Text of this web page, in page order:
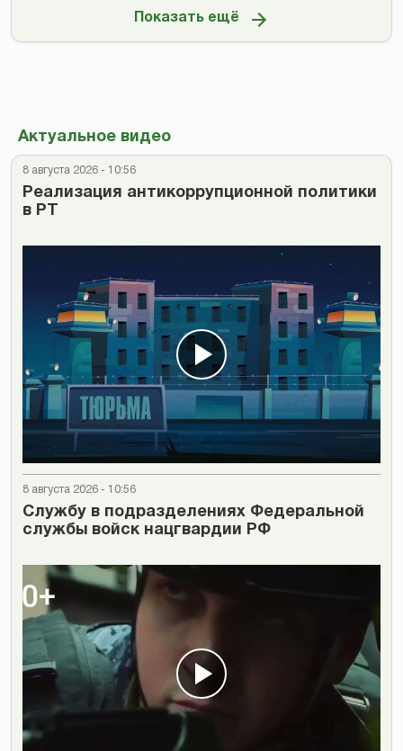
Показать ещё
Актуальное видео
8 августа 2026 - 10:56
Реализация антикоррупционной политики
в РТ
8 августа 2026 - 10:56
Cлужбу в подразделениях Федеральной
службы войск нацгвардии РФ